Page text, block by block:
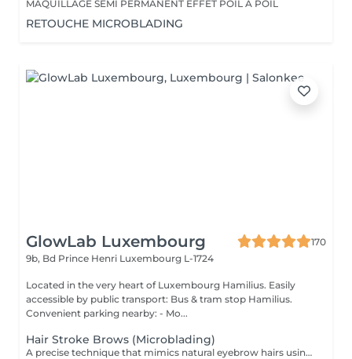
MAQUILLAGE SEMI PERMANENT EFFET POIL A POIL
RETOUCHE MICROBLADING
GlowLab Luxembourg
170
9b, Bd Prince Henri Luxembourg L-1724
Located in the very heart of Luxembourg Hamilius. Easily
accessible by public transport: Bus & tram stop Hamilius.
Convenient parking nearby: - Mo...
Hair Stroke Brows (Microblading)
A precise technique that mimics natural eyebrow hairs using fine strokes for a soft, realistic finish. Ideal for filling gaps, correcting shape, and creating natural density. DURATION & MAINTENANCE: - Results last approximately 8-18 months - A Touch-Up Session is required after 4-6 weeks - Annual refresh is recommended BENEFITS: - Natural hair-like effect - Improved density - Enhanced symmetry - Realistic finish INDICATIONS: - Gaps in brows - Thin or uneven brows - Desire for natural enhancement CONTRAINDICATIONS: - Pregnancy and breastfeeding - Active skin conditions - Open wounds - Oily skin (relative) POST-CARE: - Keep the area dry during healing - Avoid touching or scratching - Use healing products as recommended - Avoid sun and heat